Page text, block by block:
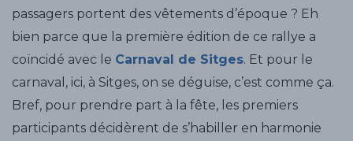
passagers portent des vêtements d’époque ? Eh
bien parce que la première édition de ce rallye a
coïncidé avec le Carnaval de Sitges. Et pour le
carnaval, ici, à Sitges, on se déguise, c’est comme ça.
Bref, pour prendre part à la fête, les premiers
participants décidèrent de s’habiller en harmonie